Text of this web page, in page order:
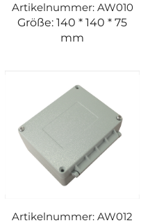
Artikelnummer: AW010
Größe: 140 * 140 * 75
mm
Artikelnummer: AW012